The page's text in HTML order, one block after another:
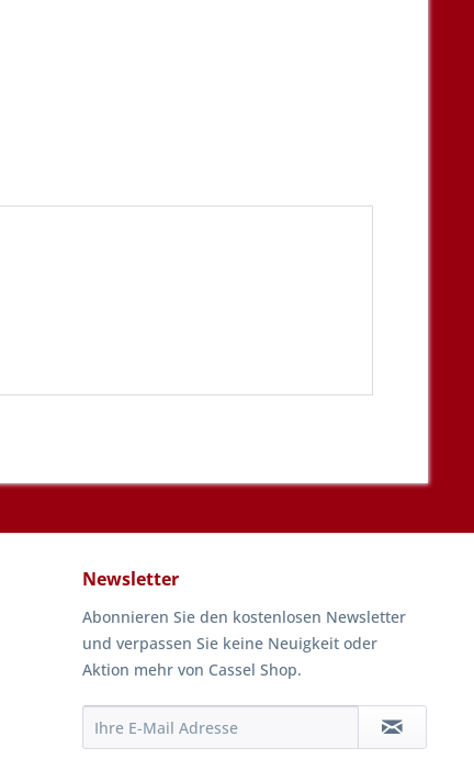
Newsletter
Abonnieren Sie den kostenlosen Newsletter
und verpassen Sie keine Neuigkeit oder
Aktion mehr von Cassel Shop.